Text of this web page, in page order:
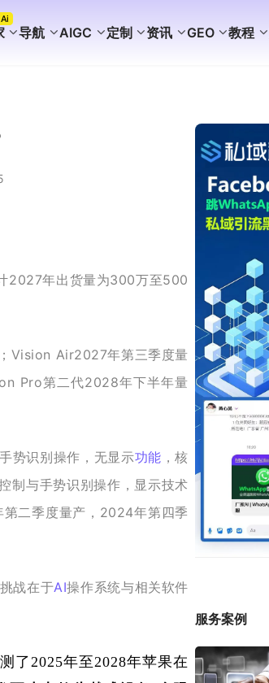
Ai
导航 AIGC 定制 资讯 GEO 教程
2027年出货量为300万至500
Vision Air2027年第三季度量
Pro第二代2028年下半年量
势识别操作，无显示功能 ，核
制与手势识别操作，显示技术
二季度量产，2024年第四季
战在于AI操作系统与相关软件
了2025年至2028年苹果在
服务案例